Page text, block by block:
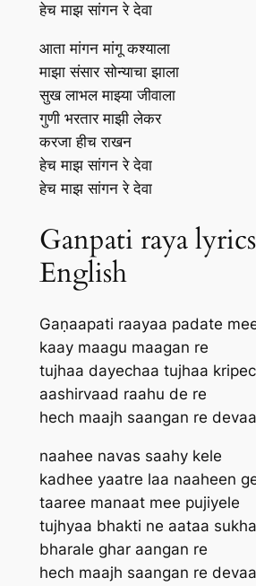
हेच माझ सांगन रे देवा
आता मांगन मांगू कश्याला
माझा संसार सोन्याचा झाला
सुख लाभल माझ्या जीवाला
गुणी भरतार माझी लेकर
करजा हीच राखन
हेच माझ सांगन रे देवा
हेच माझ सांगन रे देवा
Ganpati raya
English
Gaṇaapati raayaa padate
kaay maagu maagan re
tujhaa dayechaa tujhaa
aashirvaad raahu de re
hech maajh saangan re devaa
naahee navas saahy kele
kadhee yaatre laa naaheen
taaree manaat mee pujiyele
tujhyaa bhakti ne aataa
bharale ghar aangan re
hech maajh saangan re devaa